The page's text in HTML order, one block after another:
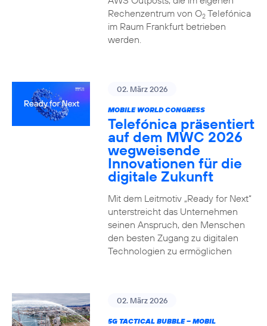
Rechenzentrum von O2Telefónica
im Raum Frankfurt betrieben
werden.
02. März 2026
MOBILE WORLD CONGRESS
Telefónica präsentiert
auf dem MWC 2026
wegweisende
Innovationen für die
digitale Zukunft
Mit dem Leitmotiv „Ready for Next“
unterstreicht das Unternehmen
seinen Anspruch, den Menschen
den besten Zugang zu digitalen
Technologien zu ermöglichen
02. März 2026
5G TACTICAL BUBBLE – MOBIL